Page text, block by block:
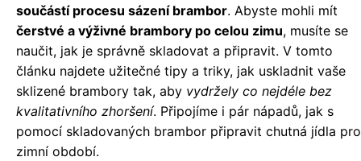
součástí procesu sázení brambor. Abyste mohli mít
čerstvé a výživné brambory po celou zimu, musíte se
naučit, jak je správně skladovat a připravit. V tomto
článku najdete užitečné tipy a triky, jak uskladnit vaše
sklizené brambory tak, aby vydržely co nejdéle bez
kvalitativního zhoršení. Připojíme i pár nápadů, jak s
pomocí skladovaných brambor připravit chutná jídla pro
zimní období.